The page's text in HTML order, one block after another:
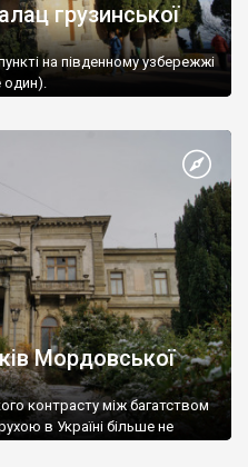
грузинської
на південному узбережжі
один).
Мордовської
контрасту між багатством
в Україні більше не